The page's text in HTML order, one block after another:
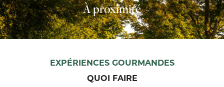
À proximité
EXPÉRIENCES GOURMANDES
QUOI FAIRE